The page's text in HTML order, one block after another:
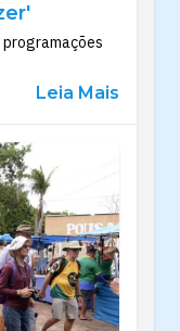
Leia Mais